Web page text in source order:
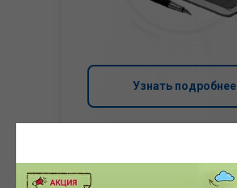
Узнать подробнее